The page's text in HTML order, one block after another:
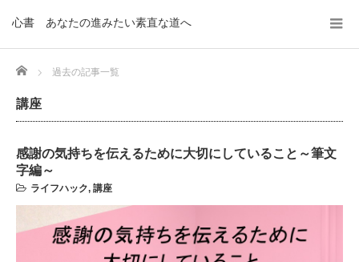
心書 あなたの進みたい素直な道へ
Home 過去の記事一覧
講座
感謝の気持ちを伝えるために大切にしていること～筆文
字編～
ライフハック, 講座